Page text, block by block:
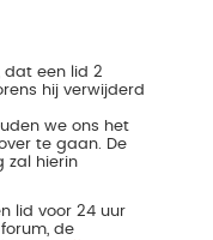
dat een lid 2
hij verwijderd
we ons het
te gaan. De
zal hierin
lid voor 24 uur
de